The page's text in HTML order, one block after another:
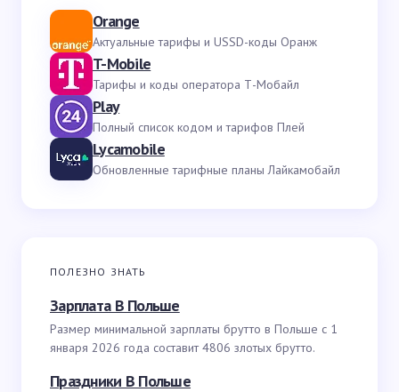
Orange
Актуальные тарифы и USSD-коды Оранж
T-Mobile
Тарифы и коды оператора Т-Мобайл
Play
Полный список кодом и тарифов Плей
Lycamobile
Обновленные тарифные планы Лайкамобайл
ПОЛЕЗНО ЗНАТЬ
Зарплата В Польше
Размер минимальной зарплаты брутто в Польше с 1
января 2026 года составит 4806 злотых брутто.
Праздники В Польше